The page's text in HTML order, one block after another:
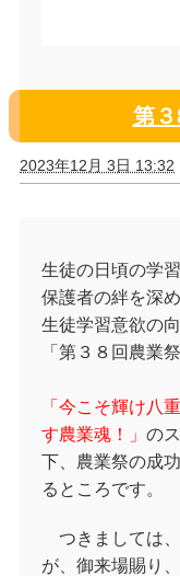
第
2023年12月 3日 13:32
生徒の日頃の学
保護者の絆を深
生徒学習意欲の
「第３８回農業
「今こそ輝け八
す農業魂！」 の
下、農業祭の成
るところです。
つきましては
が、御来場賜り